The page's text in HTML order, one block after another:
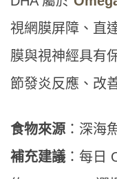
視網膜屏障、直
膜與視神經具有
節發炎反應、改
食物來源 ：深海
補充建議 ：每日